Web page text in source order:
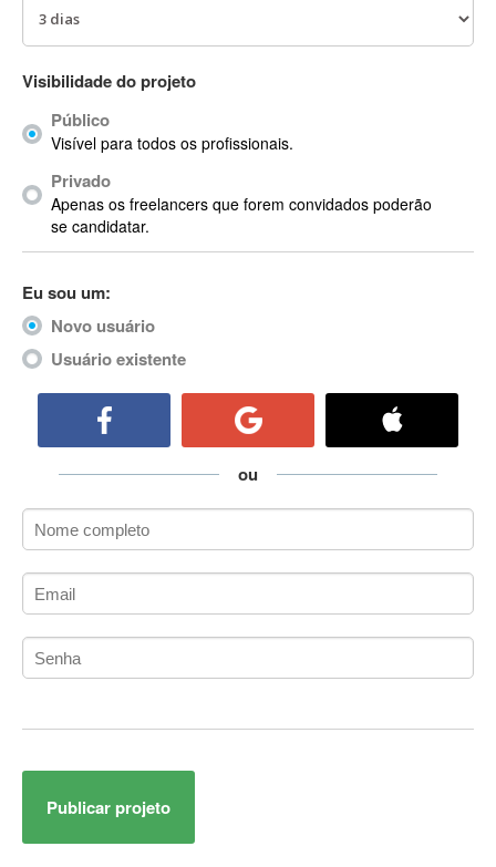
AccountMate
Acrobat
Acrobat X
Acronis
ACT
ActionScript
ActionScript 3
Active Directory
ActiveX Data Objects (ADO)
ADK
Administração Acadêmica
Administração de Artistas e Repertórios
Administração de Banco de Dados
Administração de Redes
Administrador de Sistemas
Adobe After Effects
Adobe AIR
Visibilidade do projeto
Público
Visível para todos os profissionais.
Privado
Apenas os freelancers que forem convidados poderão
se candidatar.
Eu sou um:
Novo usuário
Usuário existente
ou
Publicar projeto